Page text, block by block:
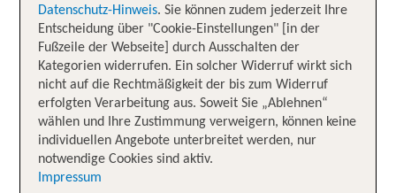
Datenschutz-Hinweis. Sie können zudem jederzeit Ihre
Entscheidung über "Cookie-Einstellungen" [in der
Fußzeile der Webseite] durch Ausschalten der
Kategorien widerrufen. Ein solcher Widerruf wirkt sich
nicht auf die Rechtmäßigkeit der bis zum Widerruf
erfolgten Verarbeitung aus. Soweit Sie „Ablehnen“
wählen und Ihre Zustimmung verweigern, können keine
individuellen Angebote unterbreitet werden, nur
notwendige Cookies sind aktiv.
Impressum